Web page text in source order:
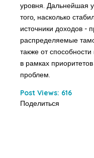
уровня. Дальнейшая
того, насколько
источники доходов -
распределяемые
также от
в рамках
проблем.
Post Views: 616
Поделиться